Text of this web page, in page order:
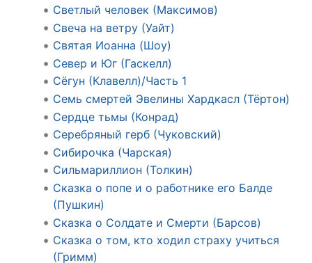
Светлый человек (Максимов)
Свеча на ветру (Уайт)
Святая Иоанна (Шоу)
Север и Юг (Гаскелл)
Сёгун (Клавелл)/Часть 1
Семь смертей Эвелины Хардкасл (Тёртон)
Сердце тьмы (Конрад)
Серебряный герб (Чуковский)
Сибирочка (Чарская)
Сильмариллион (Толкин)
Сказка о попе и о работнике его Балде
(Пушкин)
Сказка о Солдате и Смерти (Барсов)
Сказка о том, кто ходил страху учиться
(Гримм)